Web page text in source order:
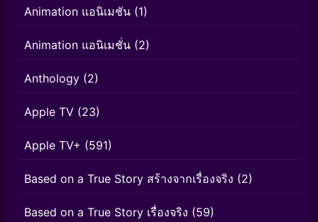
Animation แอนิเมชัน (1)
Animation แอนิเมชั่น (2)
Anthology (2)
Apple TV (23)
Apple TV+ (591)
Based on a True Story สร้างจากเรื่องจริง (2)
Based on a True Story เรื่องจริง (59)